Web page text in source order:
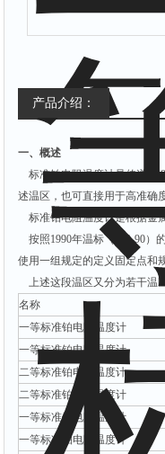
产品介绍：
一、概述
标准铂电阻温度计是传递
述温区，也可直接用于高准
标准铂电阻温度计是根据金
按照1990年温标（ITS-90）
使用一组规定的定义固定点和
上述这段温区又分为若干温
名称
一等标准铂电阻温度计
一等标准铂电阻温度计
二等标准铂电阻温度计
二等标准铂电阻温度计
一等标准铂电阻温度计
一等标准铂电阻温度计